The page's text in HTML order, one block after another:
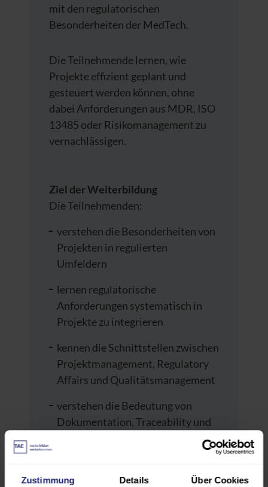
Zustimmung Details Über Cookies
mit den regulatorischen
Besonderheiten der MedTech.
Die Teilnehmende lernen, wie
Projekte effizient geplant und
gesteuert werden können, ohne
dabei Anforderungen aus MDR, ISO
13485 oder Risikomanagement zu
vernachlässigen.
Ziel der Weiterbildung
Die Teilnehmenden:
verstehen die Besonderheiten von
Projekten in regulierten
Umfeldern
lernen regulatorische
Anforderungen systematisch in
Projekte zu integrieren
kennen die Schnittstellen zwischen
Projektmanagement, Regulatory
Affairs und Qualitätsmanagement
verstehen die Bedeutung von
Dokumentation, Traceability und
MDR-relevanten Projekten